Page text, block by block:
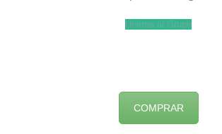
Unirme al Grupo
COMPRAR